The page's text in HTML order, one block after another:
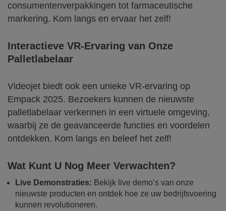
consumentenverpakkingen tot farmaceutische
markering. Kom langs en ervaar het zelf!
Interactieve VR-Ervaring van Onze
Palletlabelaar
Videojet biedt ook een unieke VR-ervaring op
Empack 2025. Bezoekers kunnen de nieuwste
palletlabelaar verkennen in een virtuele omgeving,
waarbij ze de geavanceerde functies en voordelen
ontdekken. Kom langs en beleef het zelf!
Wat Kunt U Nog Meer Verwachten?
Live Demonstraties: Bekijk live demo’s van onze
nieuwste producten en ontdek hoe ze uw bedrijfsvoering
kunnen revolutioneren.